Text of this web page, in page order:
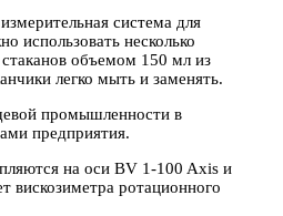
система для
использовать несколько
объемом 150 мл из
легко мыть и заменять.
промышленности в
предприятия.
на оси BV 1-100 Axis и
вискозиметра ротационного